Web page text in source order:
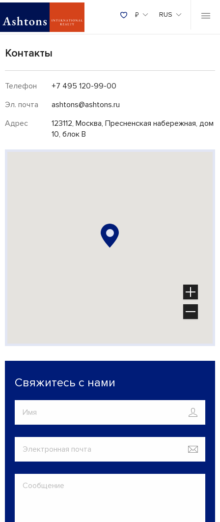
₽ RUS
Контакты
Телефон
+7 495 120-99-00
Эл. почта
ashtons@ashtons.ru
Адрес
123112, Москва, Пресненская набережная, дом
10, блок В
Свяжитесь с нами